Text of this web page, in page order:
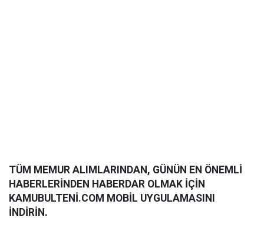
TÜM MEMUR ALIMLARINDAN, GÜNÜN EN ÖNEMLİ
HABERLERİNDEN HABERDAR OLMAK İÇİN
KAMUBULTENİ.COM MOBİL UYGULAMASINI
İNDİRİN.